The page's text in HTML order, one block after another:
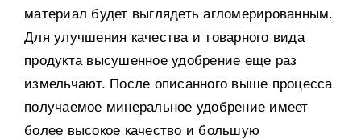
материал будет выглядеть агломерированным.
Для улучшения качества и товарного вида
продукта высушенное удобрение еще раз
измельчают. После описанного выше процесса
получаемое минеральное удобрение имеет
более высокое качество и большую